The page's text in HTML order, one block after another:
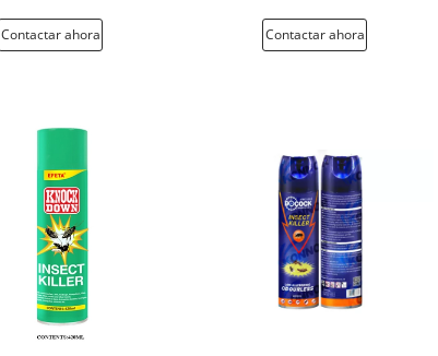
Contactar ahora Contactar ahora